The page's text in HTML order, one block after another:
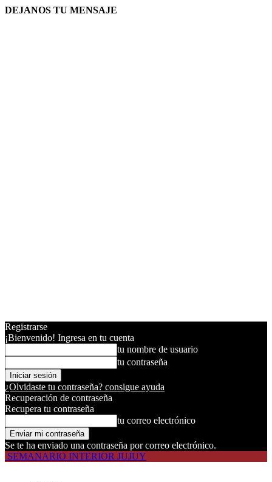
DEJANOS TU MENSAJE
Registrarse
¡Bienvenido! Ingresa en tu cuenta
tu nombre de usuario
tu contraseña
¿Olvidaste tu contraseña? consigue ayuda
Recuperación de contraseña
Recupera tu contraseña
tu correo electrónico
Se te ha enviado una contraseña por correo electrónico.
SEMANARIO INTERIOR JUJUY